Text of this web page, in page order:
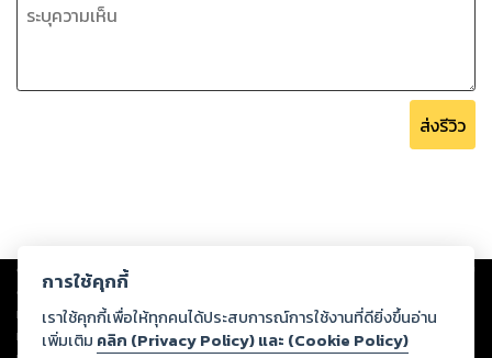
ส่งรีวิว
Copyright © 2026
ต่อผลงานหรือเนื้อหาใดที่อัปโหลดผ่านเว็บไซต์และปรากฏว่าละเมิดสิทธิใน
ทรัพย์สินทางปัญญาของบุคคลอื่นหรือขัดต่อกฎหมายและศีลธรรม ดังนั้น ผู้อ่าน
ทุกท่านโปรดใช้วิจารณญาณในการกลั่นกรองด้วยตนเอง และหากท่านพบว่าส่วน
การใช้คุกกี้
เราใช้คุกกี้เพื่อให้ทุกคนได้ประสบการณ์การใช้งานที่ดียิ่งขึ้นอ่าน
เพิ่มเติม คลิก (Privacy Policy) และ (Cookie Policy)